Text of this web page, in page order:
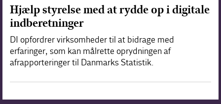
Hjælp styrelse med at rydde op i digitale
indberetninger
DI opfordrer virksomheder til at bidrage med
erfaringer, som kan målrette oprydningen af
afrapporteringer til Danmarks Statistik.